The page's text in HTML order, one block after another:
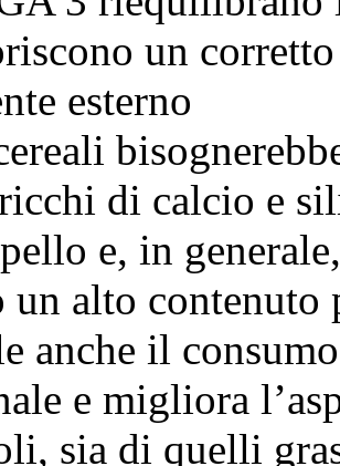
un
esterno
di calcio e
e, in
un alto contenuto
anche il
e migliora
sia di quelli